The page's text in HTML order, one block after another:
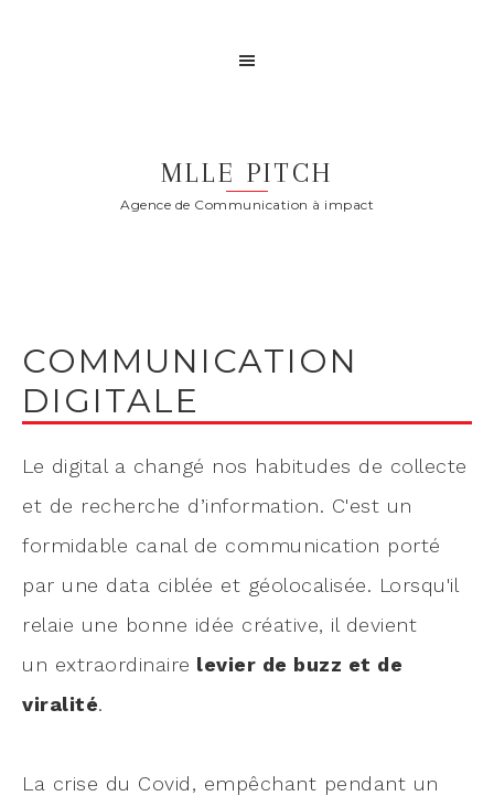
MLLE PITCH
Agence de Communication à impact
COMMUNICATION
DIGITALE
Le digital a changé nos habitudes de collecte
et de recherche d’information. C'est un
formidable canal de communication porté
par une data ciblée et géolocalisée. Lorsqu'il
relaie une bonne idée créative, il devient
un extraordinaire levier de buzz et de
viralité.
La crise du Covid, empêchant pendant un